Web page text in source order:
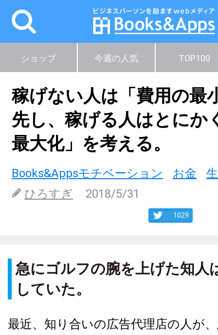
ショップ 今週の人気 TOP100
稼げない人は「費用の最
先し、稼げる人はとにか
最大化」を考える。
Books&Appsモチベーション お金
ひろすぎ
2018/5/31
1029
急にゴルフの腕を上げた知人
していた。
最近、知り合いの広告代理店の人が